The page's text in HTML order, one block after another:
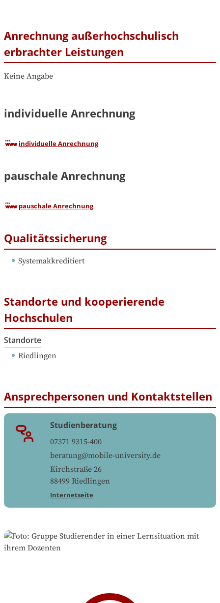
Anrechnung außerhochschulisch
erbrachter Leistungen
Keine Angabe
individuelle Anrechnung
individuelle Anrechnung
pauschale Anrechnung
pauschale Anrechnung
Qualitätssicherung
Systemakkreditiert
Standorte und kooperierende
Hochschulen
Standorte
Riedlingen
Ansprechpersonen und Kontaktstellen
Studienberatung
07371 9315-400
beratung@mobile-university.de
Kirchstraße 26
88499 Riedlingen
Internetseite